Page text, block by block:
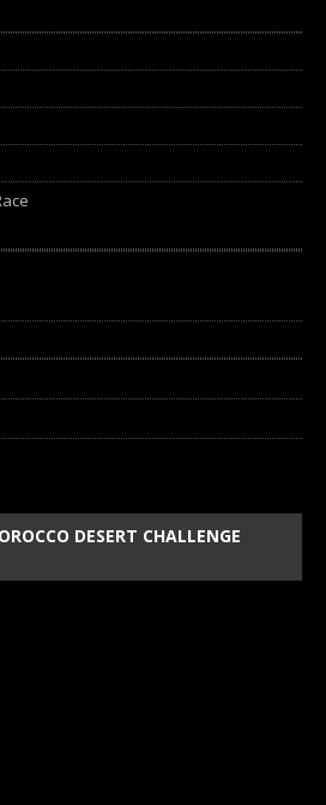
DESERT CHALLENGE